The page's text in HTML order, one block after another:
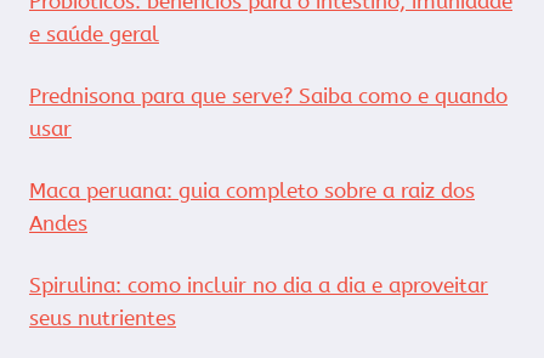
e saúde geral
Prednisona para que serve? Saiba como e quando
usar
Maca peruana: guia completo sobre a raiz dos
Andes
Spirulina: como incluir no dia a dia e aproveitar
seus nutrientes